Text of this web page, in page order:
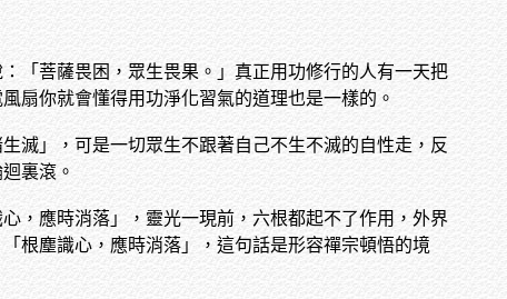
「菩薩畏困，眾生畏果。」真正用功修行的人有一天把
扇你就會懂得用功淨化習氣的道理也是一樣的。
滅」，可是一切眾生不跟著自己不生不滅的自性走，反
裏滾。
，應時消落」，靈光一現前，六根都起不了作用，外界
根塵識心，應時消落」，這句話是形容禪宗頓悟的境